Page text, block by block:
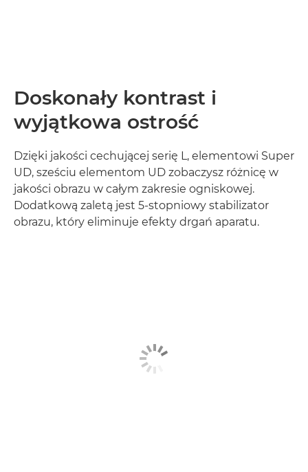
Doskonały kontrast i
wyjątkowa ostrość
Dzięki jakości cechującej serię L, elementowi Super
UD, sześciu elementom UD zobaczysz różnicę w
jakości obrazu w całym zakresie ogniskowej.
Dodatkową zaletą jest 5-stopniowy stabilizator
obrazu, który eliminuje efekty drgań aparatu.